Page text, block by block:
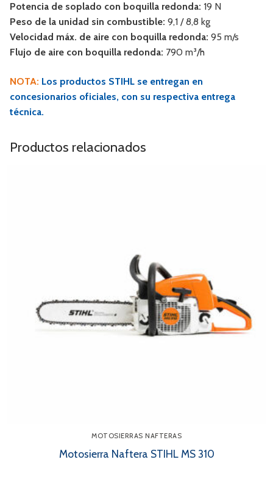
Potencia de soplado con boquilla redonda: 19 N
Peso de la unidad sin combustible: 9,1 / 8,8 kg
Velocidad máx. de aire con boquilla redonda: 95 m/s
Flujo de aire con boquilla redonda: 790 m³/h
NOTA: Los productos STIHL se entregan en
concesionarios oficiales, con su respectiva entrega
técnica.
Productos relacionados
MOTOSIERRAS NAFTERAS
Motosierra Naftera STIHL MS 310